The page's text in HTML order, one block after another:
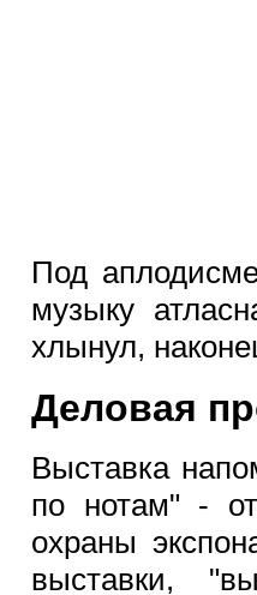
Под
музыку
хлынул,
Деловая
Выставка
по нотам" -
охраны
выставки,